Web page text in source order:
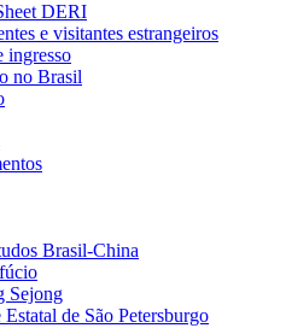
DERI
e visitantes estrangeiros
ingresso
no Brasil
Brasil-China
Sejong
de São Petersburgo